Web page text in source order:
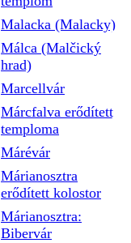
Malacka (Malacky)
Málca (Malčický
hrad)
Marcellvár
Márcfalva erődített
temploma
Márévár
Márianosztra
erődített kolostor
Márianosztra:
Bibervár